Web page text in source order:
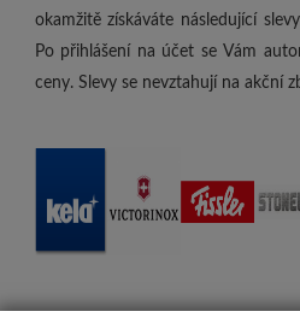
okamžitě získáváte následující
Po přihlášení na účet se Vám
ceny. Slevy se nevztahují na akční